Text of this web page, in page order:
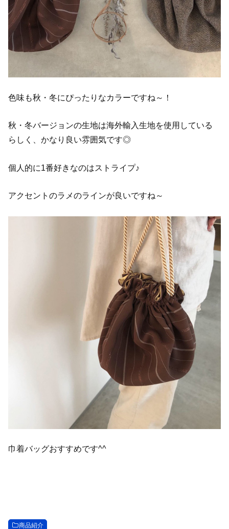
色味も秋・冬にぴったりなカラーですね～！
秋・冬バージョンの生地は海外輸入生地を使用している
らしく、かなり良い雰囲気です◎
個人的に1番好きなのはストライプ♪
アクセントのラメのラインが良いですね～
巾着バッグおすすめです^^
商品紹介